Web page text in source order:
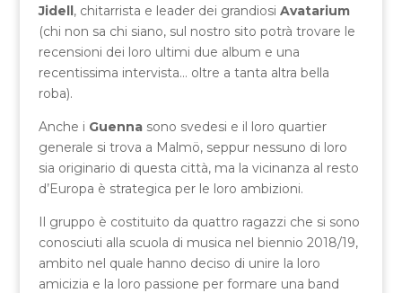
Jidell, chitarrista e leader dei grandiosi Avatarium
(chi non sa chi siano, sul nostro sito potrà trovare le
recensioni dei loro ultimi due album e una
recentissima intervista… oltre a tanta altra bella
roba).
Anche i Guennasono svedesi e il loro quartier
generale si trova a Malmö, seppur nessuno di loro
sia originario di questa città, ma la vicinanza al resto
d’Europa è strategica per le loro ambizioni.
Il gruppo è costituito da quattro ragazzi che si sono
conosciuti alla scuola di musica nel biennio 2018/19,
ambito nel quale hanno deciso di unire la loro
amicizia e la loro passione per formare una band